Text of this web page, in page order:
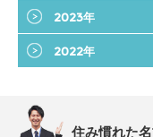
2023年
2022年
住み慣れた名